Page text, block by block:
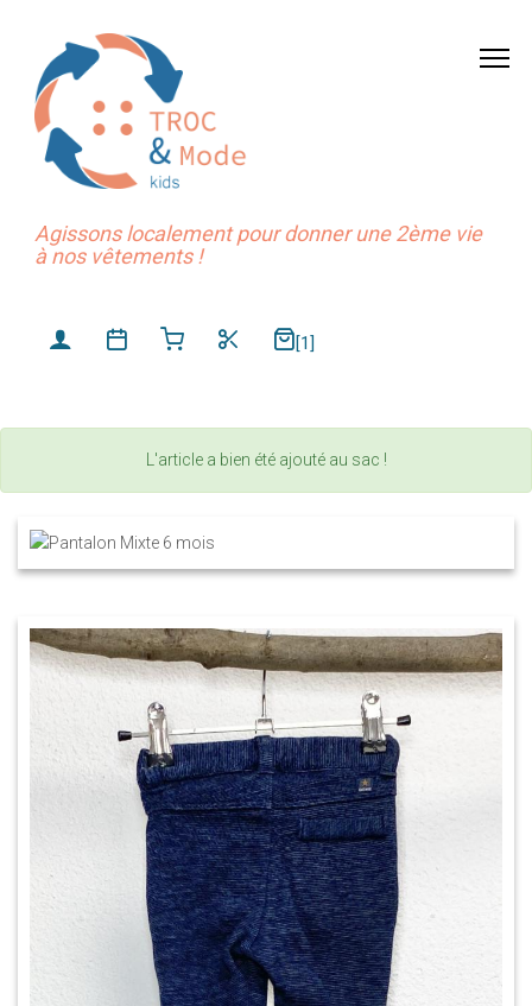
Agissons localement pour donner une 2ème vie
à nos vêtements !
[1]
L'article a bien été ajouté au sac !